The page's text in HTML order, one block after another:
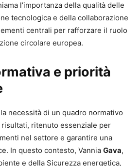
l’importanza della qualità delle
tecnologica e della collaborazione
centrali per rafforzare il ruolo
circolare europea.
e priorità
necessità di un quadro normativo
ritenuto essenziale per
nel settore e garantire una
In questo contesto, Vannia Gava,
e della Sicurezza energetica,